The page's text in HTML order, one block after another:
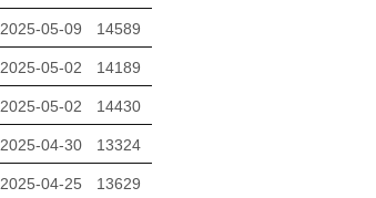
2025-05-09 14589
2025-05-02 14189
2025-05-02 14430
2025-04-30 13324
2025-04-25 13629